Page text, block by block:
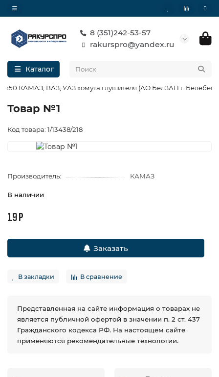
8 (351)242-53-57
rakurspro@yandex.ru
Каталог
КАМАЗ, ВАЗ, УАЗ хомута глушителя (АО БелЗАН г. Белебей)
Товар №1
Код товара: 1/13438/218
Производитель: КАМАЗ
В наличии
19 Р
Заказать
В закладки В сравнение
Представленная на сайте информация о товарах не
является публичной офертой в значении п. 2 ст. 437
Гражданского кодекса РФ. На настоящем сайте
применяются рекомендательные технологии.